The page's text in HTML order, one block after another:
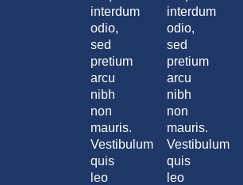
interdum
odio,
sed
pretium
arcu
nibh
non
mauris.
Vestibulum
quis
leo
interdum
odio,
sed
pretium
arcu
nibh
non
mauris.
Vestibulum
quis
leo